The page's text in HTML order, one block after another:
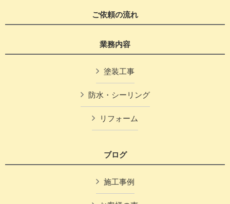
ご依頼の流れ
業務内容
塗装工事
防水・シーリング
リフォーム
ブログ
施工事例